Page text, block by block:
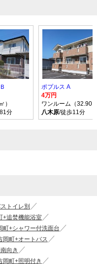
）
分
ポプルス A
4万円
ワンルーム（32.90
八木原/徒歩11分
トイレ別
+追焚機能浴室
町+シャワー付洗面台
岡町+オートバス
向き
岡町+照明付き